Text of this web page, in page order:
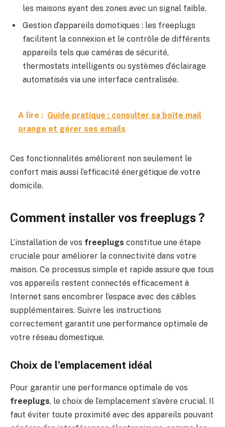
les maisons ayant des zones avec un signal faible.
Gestion d’appareils domotiques : les freeplugs
facilitent la connexion et le contrôle de différents
appareils tels que caméras de sécurité,
thermostats intelligents ou systèmes d’éclairage
automatisés via une interface centralisée.
A lire : Guide pratique : consulter sa boîte mail
orange et gérer ses emails
Ces fonctionnalités améliorent non seulement le
confort mais aussi l’efficacité énergétique de votre
domicile.
Comment installer vos freeplugs ?
L’installation de vos freeplugs constitue une étape
cruciale pour améliorer la connectivité dans votre
maison. Ce processus simple et rapide assure que tous
vos appareils restent connectés efficacement à
Internet sans encombrer l’espace avec des câbles
supplémentaires. Suivre les instructions
correctement garantit une performance optimale de
votre réseau domestique.
Choix de l’emplacement idéal
Pour garantir une performance optimale de vos
freeplugs, le choix de l’emplacement s’avère crucial. Il
faut éviter toute proximité avec des appareils pouvant